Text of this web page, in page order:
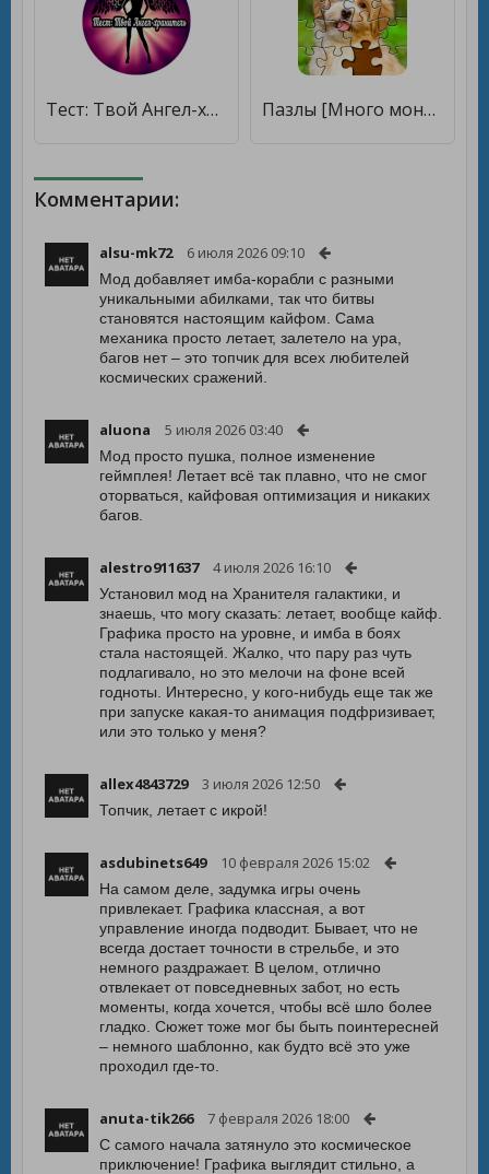
Тест: Твой Ангел-хранитель [Бесплатные покупки] Пазлы [Много монет]
Комментарии:
alsu-mk72 6 июля 2026 09:10
Мод добавляет имба-корабли с разными
уникальными абилками, так что битвы
становятся настоящим кайфом. Сама
механика просто летает, залетело на ура,
багов нет – это топчик для всех любителей
космических сражений.
aluona 5 июля 2026 03:40
Мод просто пушка, полное изменение
геймплея! Летает всё так плавно, что не смог
оторваться, кайфовая оптимизация и никаких
багов.
alestro911637 4 июля 2026 16:10
Установил мод на Хранителя галактики, и
знаешь, что могу сказать: летает, вообще кайф.
Графика просто на уровне, и имба в боях
стала настоящей. Жалко, что пару раз чуть
подлагивало, но это мелочи на фоне всей
годноты. Интересно, у кого-нибудь еще так же
при запуске какая-то анимация подфризивает,
или это только у меня?
allex4843729 3 июля 2026 12:50
Топчик, летает с икрой!
asdubinets649 10 февраля 2026 15:02
На самом деле, задумка игры очень
привлекает. Графика классная, а вот
управление иногда подводит. Бывает, что не
всегда достает точности в стрельбе, и это
немного раздражает. В целом, отлично
отвлекает от повседневных забот, но есть
моменты, когда хочется, чтобы всё шло более
гладко. Сюжет тоже мог бы быть поинтересней
– немного шаблонно, как будто всё это уже
проходил где-то.
anuta-tik266 7 февраля 2026 18:00
С самого начала затянуло это космическое
приключение! Графика выглядит стильно, а